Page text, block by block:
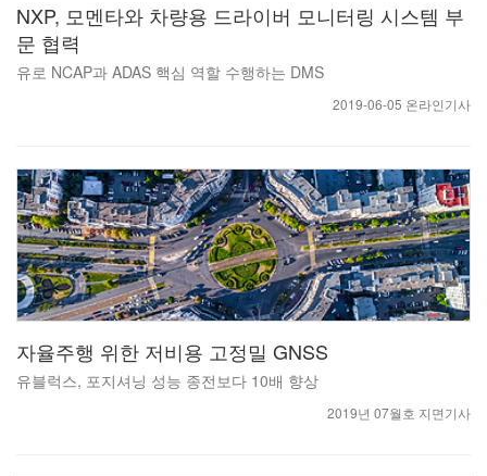
NXP, 모멘타와 차량용 드라이버 모니터링 시스템 부
문 협력
유로 NCAP과 ADAS 핵심 역할 수행하는 DMS
2019-06-05 온라인기사
자율주행 위한 저비용 고정밀 GNSS
유블럭스, 포지셔닝 성능 종전보다 10배 향상
2019년 07월호 지면기사